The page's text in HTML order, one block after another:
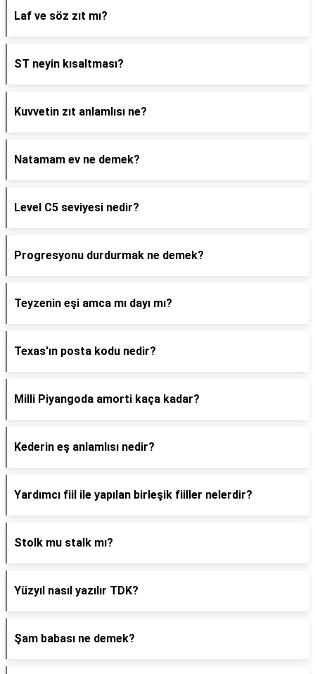
Laf ve söz zıt mı?
ST neyin kısaltması?
Kuvvetin zıt anlamlısı ne?
Natamam ev ne demek?
Level C5 seviyesi nedir?
Progresyonu durdurmak ne demek?
Teyzenin eşi amca mı dayı mı?
Texas'ın posta kodu nedir?
Milli Piyangoda amorti kaça kadar?
Kederin eş anlamlısı nedir?
Yardımcı fiil ile yapılan birleşik fiiller nelerdir?
Stolk mu stalk mı?
Yüzyıl nasıl yazılır TDK?
Şam babası ne demek?